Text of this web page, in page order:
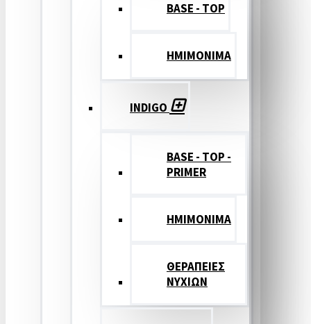
BASE - TOP
ΗΜΙΜΟΝΙΜΑ
INDIGO
BASE - TOP -
PRIMER
HMIMONIMA
ΘΕΡΑΠΕΙΕΣ
ΝΥΧΙΩΝ